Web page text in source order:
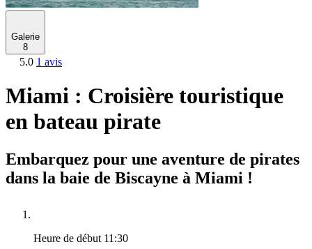
Galerie
8
5.0 1 avis
Miami : Croisière touristique
en bateau pirate
Embarquez pour une aventure de pirates
dans la baie de Biscayne à Miami !
Heure de début 11:30